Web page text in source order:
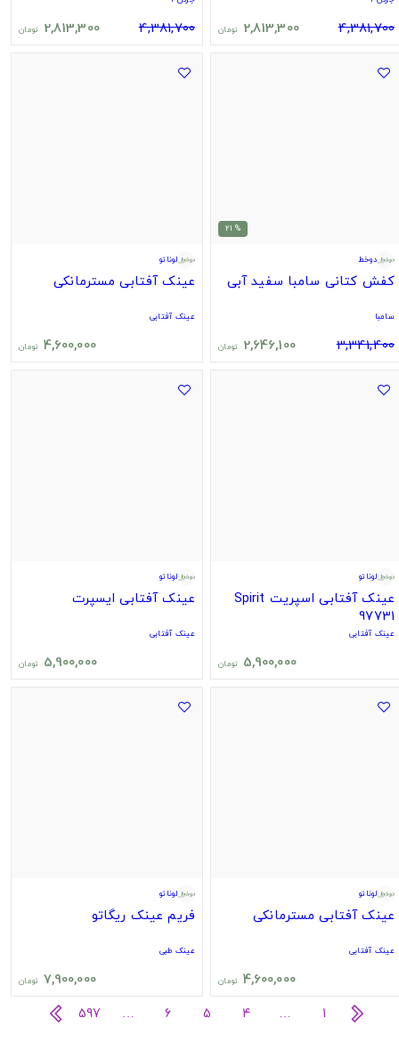
4,381,700
2,813,300 تومان 4,381,700
2,813,300 تومان
% 21
دوخط
کفش کتانی سامبا سفید آبی
سامبا
3,341,400
2,646,100 تومان
لوناتو
عینک آفتابی مسترمانکی
عینک آفتابی
4,600,000 تومان
لوناتو
عینک آفتابی اسپریت Spirit
97731
عینک آفتابی
5,900,000 تومان
لوناتو
عینک آفتابی ایسپرت
عینک آفتابی
5,900,000 تومان
لوناتو
عینک آفتابی مسترمانکی
عینک آفتابی
4,600,000 تومان
لوناتو
فریم عینک ریگاتو
عینک طبی
7,900,000 تومان
1
…
4
5
6
…
597